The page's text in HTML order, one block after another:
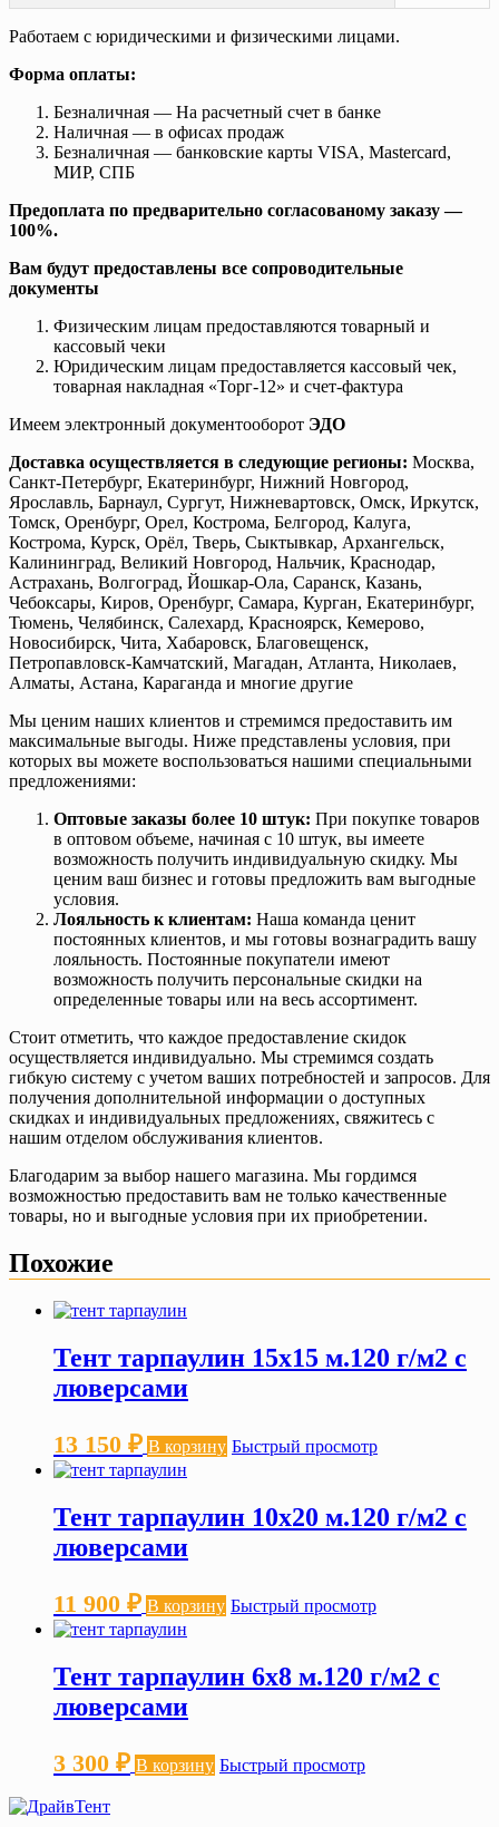
Работаем с юридическими и физическими лицами.
Форма оплаты:
Безналичная — На расчетный счет в банке
Наличная — в офисах продаж
Безналичная — банковские карты VISA, Mastercard,
МИР, СПБ
Предоплата по предварительно согласованому заказу —
100%.
Вам будут предоставлены все сопроводительные
документы
Физическим лицам предоставляются товарный и
кассовый чеки
Юридическим лицам предоставляется кассовый чек,
товарная накладная «Торг-12» и счет-фактура
Имеем электронный документооборот ЭДО
Доставка осуществляется в следующие регионы: Москва,
Санкт-Петербург, Екатеринбург, Нижний Новгород,
Ярославль, Барнаул, Сургут, Нижневартовск, Омск, Иркутск,
Томск, Оренбург, Орел, Кострома, Белгород, Калуга,
Кострома, Курск, Орёл, Тверь, Сыктывкар, Архангельск,
Калининград, Великий Новгород, Нальчик, Краснодар,
Астрахань, Волгоград, Йошкар-Ола, Саранск, Казань,
Чебоксары, Киров, Оренбург, Самара, Курган, Екатеринбург,
Тюмень, Челябинск, Салехард, Красноярск, Кемерово,
Новосибирск, Чита, Хабаровск, Благовещенск,
Петропавловск-Камчатский, Магадан, Атланта, Николаев,
Алматы, Астана, Караганда и многие другие
Мы ценим наших клиентов и стремимся предоставить им
максимальные выгоды. Ниже представлены условия, при
которых вы можете воспользоваться нашими специальными
предложениями:
Оптовые заказы более 10 штук: При покупке товаров
в оптовом объеме, начиная с 10 штук, вы имеете
возможность получить индивидуальную скидку. Мы
ценим ваш бизнес и готовы предложить вам выгодные
условия.
Лояльность к клиентам: Наша команда ценит
постоянных клиентов, и мы готовы вознаградить вашу
лояльность. Постоянные покупатели имеют
возможность получить персональные скидки на
определенные товары или на весь ассортимент.
Стоит отметить, что каждое предоставление скидок
осуществляется индивидуально. Мы стремимся создать
гибкую систему с учетом ваших потребностей и запросов. Для
получения дополнительной информации о доступных
скидках и индивидуальных предложениях, свяжитесь с
нашим отделом обслуживания клиентов.
Благодарим за выбор нашего магазина. Мы гордимся
возможностью предоставить вам не только качественные
товары, но и выгодные условия при их приобретении.
Похожие
Тент тарпаулин 15х15 м.120 г/м2 с
люверсами
13 150 ₽ В корзину Быстрый просмотр
Тент тарпаулин 10х20 м.120 г/м2 с
люверсами
11 900 ₽ В корзину Быстрый просмотр
Тент тарпаулин 6х8 м.120 г/м2 с
люверсами
3 300 ₽ В корзину Быстрый просмотр